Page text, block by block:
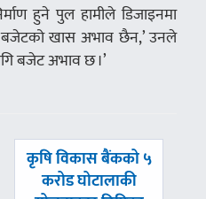
हुने पुल हामीले डिजाइनमा
बजेटको खास अभाव छैन,’ उनले
बजेट अभाव छ ।’
अघिल्लाे
कृषि विकास बैंकको ५
करोड घोटालाकी